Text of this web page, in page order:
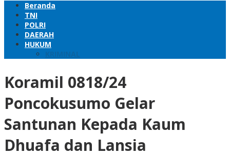
Beranda
TNI
POLRI
DAERAH
HUKUM
KRIMINAL
Koramil 0818/24
Poncokusumo Gelar
Santunan Kepada Kaum
Dhuafa dan Lansia